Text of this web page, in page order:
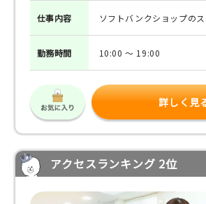
仕事内容 ソフトバンクショップの
勤務時間 10:00 ～ 19:00
詳しく見
アクセスランキング 2位